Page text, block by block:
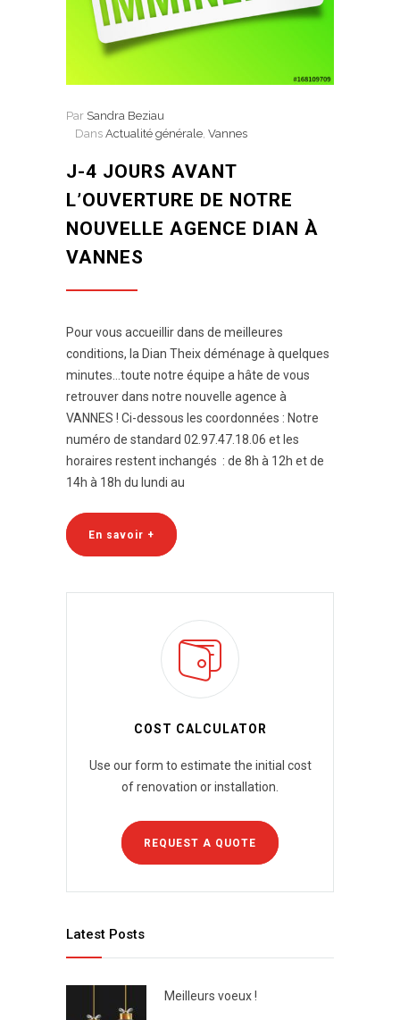
Par Sandra Beziau
Dans Actualité générale Vannes
J-4 JOURS AVANT
L’OUVERTURE DE NOTRE
NOUVELLE AGENCE DIAN À
VANNES
Pour vous accueillir dans de meilleures
conditions, la Dian Theix déménage à quelques
minutes…toute notre équipe a hâte de vous
retrouver dans notre nouvelle agence à
VANNES ! Ci-dessous les coordonnées : Notre
numéro de standard 02.97.47.18.06 et les
horaires restent inchangés : de 8h à 12h et de
14h à 18h du lundi au
En savoir +
COST CALCULATOR
Use our form to estimate the initial cost
of renovation or installation.
REQUEST A QUOTE
Latest Posts
Meilleurs voeux !